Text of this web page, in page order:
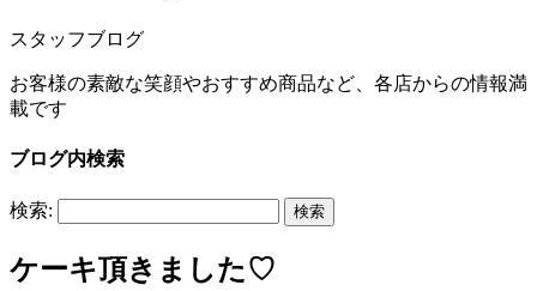
スタッフブログ
お客様の素敵な笑顔やおすすめ商品など、各店からの情報満
載です
ブログ内検索
検索:
ケーキ頂きました♡